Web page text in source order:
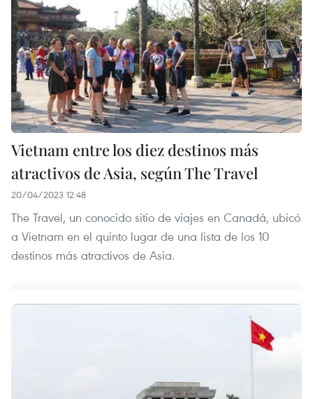
Vietnam entre los diez destinos más
atractivos de Asia, según The Travel
20/04/2023 12:48
The Travel, un conocido sitio de viajes en Canadá, ubicó
a Vietnam en el quinto lugar de una lista de los 10
destinos más atractivos de Asia.